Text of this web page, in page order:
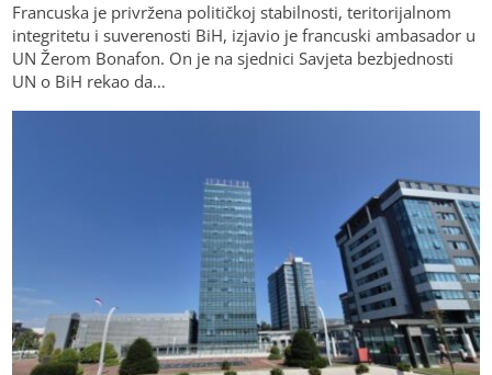
Francuska je privržena političkoj stabilnosti, teritorijalnom
integritetu i suverenosti BiH, izjavio je francuski ambasador u
UN Žerom Bonafon. On je na sjednici Savjeta bezbjednosti
UN o BiH rekao da…